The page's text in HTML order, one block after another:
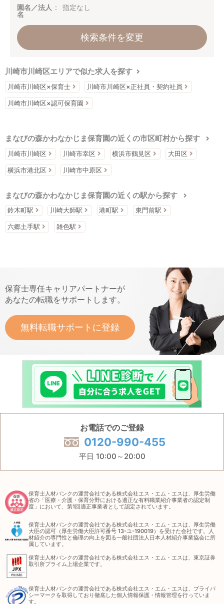
園名／法人
名
指定なし
検索条件を変更
川崎市川崎区エリアで似た求人を探す
川崎市川崎区×保育士 川崎市川崎区×正社員・契約社員
川崎市川崎区×認可保育園
まなびの森かわなかじま保育園の近くの市区町村から探す
川崎市川崎区 川崎市幸区 横浜市鶴見区 大田区
横浜市港北区 川崎市中原区
まなびの森かわなかじま保育園の近くの駅から探す
鈴木町駅 川崎大師駅 港町駅 東門前駅
六郷土手駅 雑色駅
保育士専任キャリアパートナーが
あなたの転職をサポートします。
無料転職サポートに登録
お電話でのご登録
0120-990-455
平日 10:00～20:00
保育士人材バンクの運営会社である株式会社エス・エム・エスは、厚生労働
省の「医療・介護・保育分野における適正な有料職業紹介事業者の認定制
度」において、第1回適正事業者として認定されています。
保育士人材バンクの運営会社である株式会社エス・エム・エスは、厚生労働
大臣の認可（厚生労働大臣許可番号 13-ユ-190019）を受けた会社です。人
材紹介の専門性と倫理の向上を図る一般社団法人日本人材紹介事業協会に所
属しています。
保育士人材バンクの運営会社である株式会社エス・エム・エスは、東京証券
取引所プライム上場企業です。
保育士人材バンクの運営会社である株式会社エス・エム・エスは、プライバ
シーマークを取得しており徹底した個人情報保護・情報管理を行っていま
す。